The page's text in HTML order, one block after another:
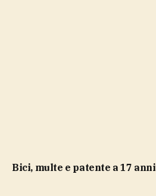
bici, multe e patente a 17 anni